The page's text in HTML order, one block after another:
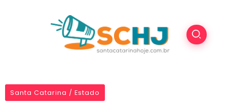
Santa Catarina / Estado